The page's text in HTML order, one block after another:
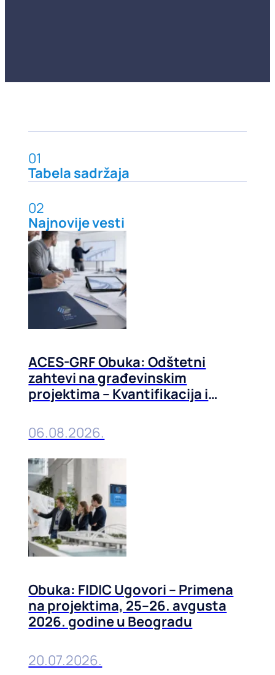
01
Tabela sadržaja
02
Najnovije vesti
ACES-GRF Obuka: Odštetni
zahtevi na građevinskim
projektima – Kvantifikacija i
2026. u Beogradu
06.08.2026.
Obuka: FIDIC Ugovori – Primena
na projektima, 25–26. avgusta
2026. godine u Beogradu
20.07.2026.